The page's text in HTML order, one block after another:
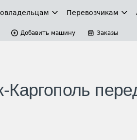
Перевозчикам
Добавить машину Заказы